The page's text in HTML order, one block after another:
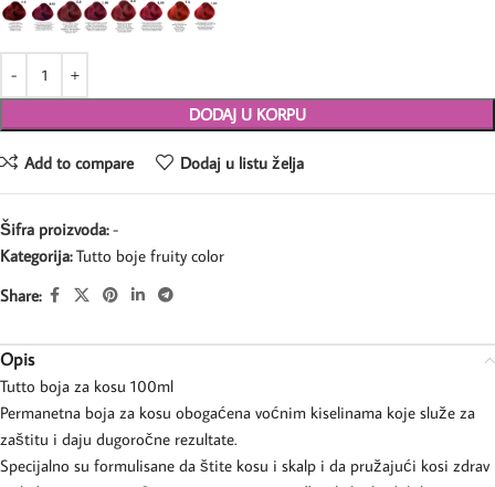
DODAJ U KORPU
Add to compare Dodaj u listu želja
Šifra proizvoda:-
Kategorija: Tutto boje fruity color
Share:
Opis
Tutto boja za kosu 100ml
Permanetna boja za kosu obogaćena voćnim kiselinama koje služe za
zaštitu i daju dugoročne rezultate.
Specijalno su formulisane da štite kosu i skalp i da pružajući kosi zdrav